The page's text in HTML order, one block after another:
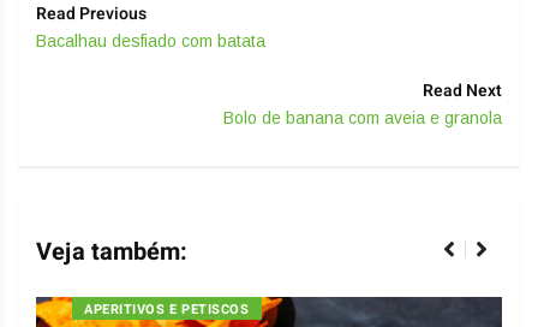
Read Previous
Bacalhau desfiado com batata
Read Next
Bolo de banana com aveia e granola
Veja também:
APERITIVOS E PETISCOS